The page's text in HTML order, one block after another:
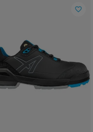
favorite_border